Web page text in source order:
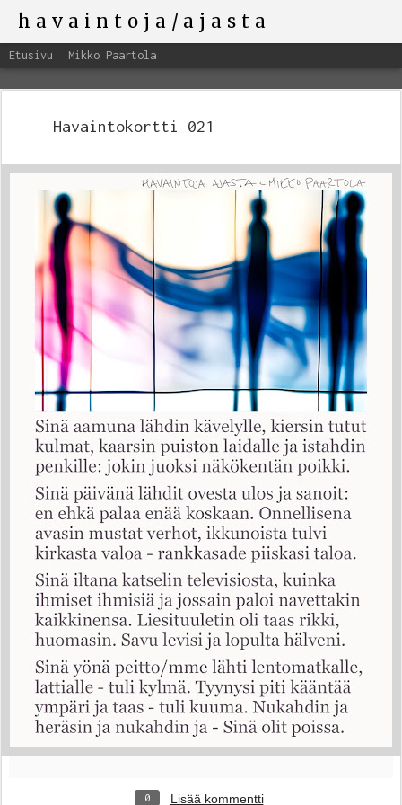
havaintoja/ajasta
Etusivu Mikko Paartola
Havaintokortti 021
0 Lisää kommentti